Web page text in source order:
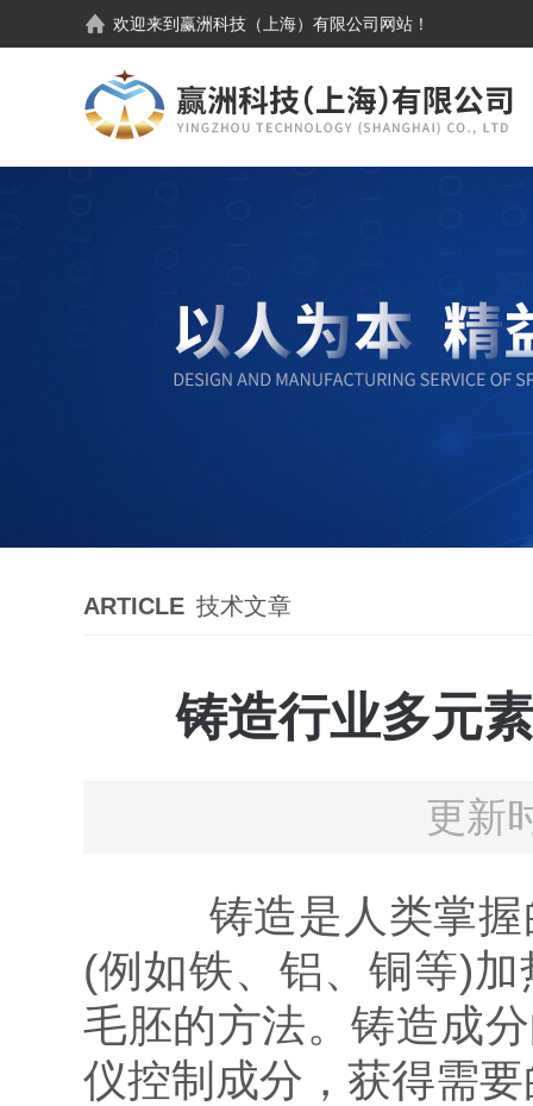
欢迎来到 赢洲科技（上海）有限公司 网站！
ARTICLE 技术文章
铸造行业多元
更新
铸造是人类掌握
(例如铁、铝、铜等)
毛胚的方法。铸造成
仪控制成分，获得需